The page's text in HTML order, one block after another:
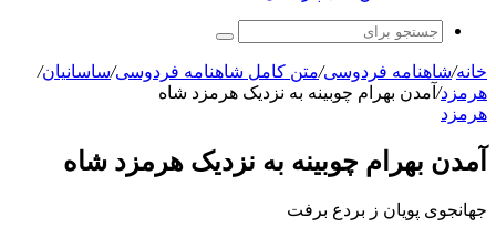
جستجو
برای
خانه/شاهنامه فردوسی/متن کامل شاهنامه فردوسی/ساسانیان/
هرمزد/ آمدن بهرام چوبینه به نزدیک هرمزد شاه
هرمزد
آمدن بهرام چوبینه به نزدیک هرمزد شاه
جهانجوى پویان ز بردع برفت